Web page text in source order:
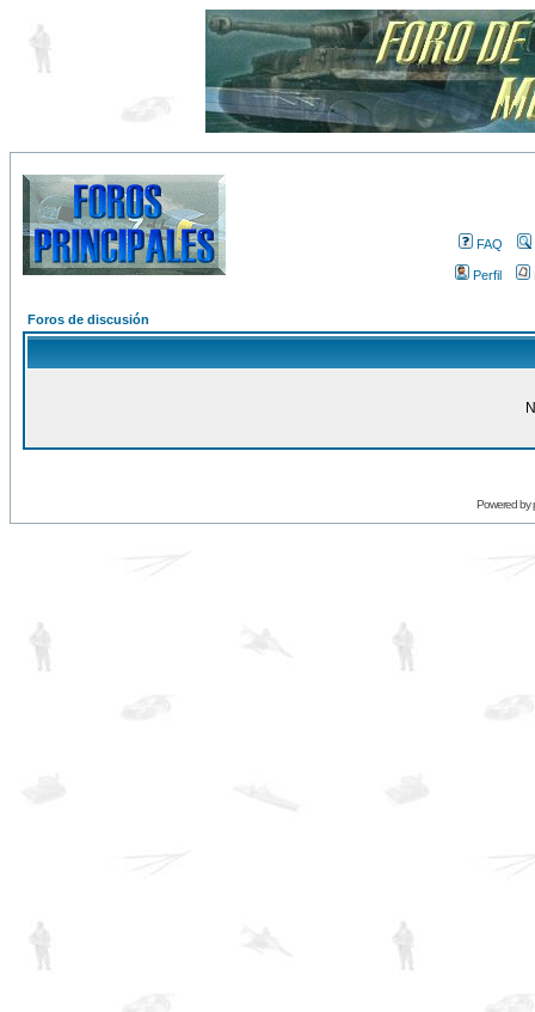
FAQ
Perfil
Foros de discusión
Powered by